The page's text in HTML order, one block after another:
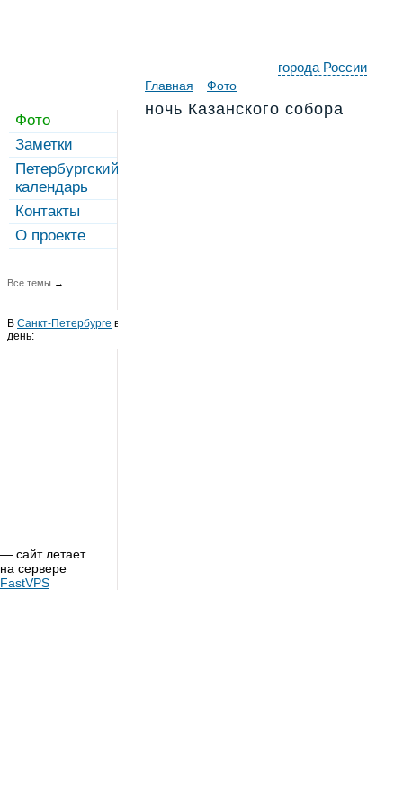
города России
Фото
Заметки
Петербургский
календарь
Контакты
О проекте
Все темы →
В Санкт-Петербурге в этот
день:
— сайт летает
на сервере
FastVPS
Главная Фото
ночь Казанского собора